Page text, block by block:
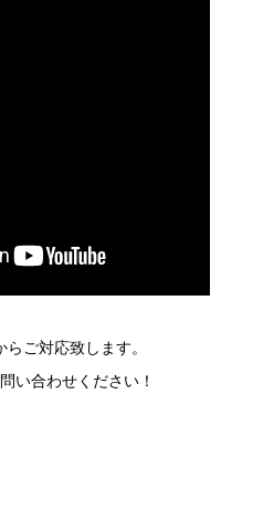
ご対応致します。
い合わせください！